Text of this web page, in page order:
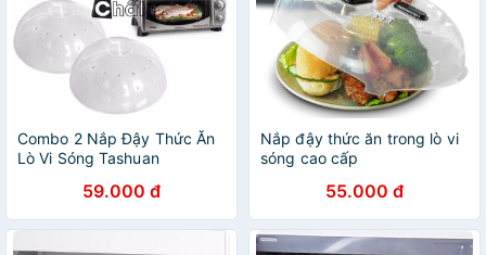
Combo 2 Nắp Đậy Thức Ăn
Lò Vi Sóng Tashuan
59.000 đ
Nắp đậy thức ăn trong lò vi
sóng cao cấp
55.000 đ